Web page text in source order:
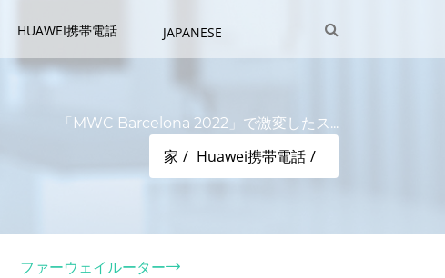
HUAWEI携帯電話 JAPANESE
「MWC Barcelona 2022」で激変したス...
家 Huawei携帯電話
ファーウェイルーター